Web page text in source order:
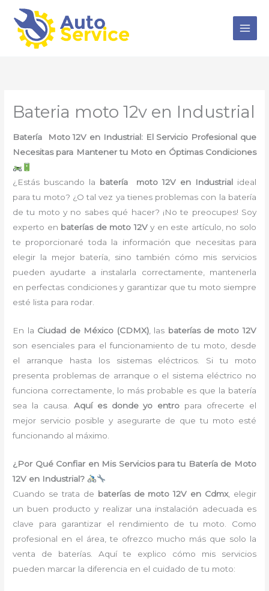
contenido
Bateria moto 12v en Industrial
Batería Moto 12V en Industrial: El Servicio Profesional que
Necesitas para Mantener tu Moto en Óptimas Condiciones
¿Estás buscando la batería moto 12V en Industrialideal
para tu moto? ¿O tal vez ya tienes problemas con la batería
de tu moto y no sabes qué hacer? ¡No te preocupes! Soy
experto en baterías de moto 12Vy en este artículo, no solo
te proporcionaré toda la información que necesitas para
elegir la mejor batería, sino también cómo mis servicios
pueden ayudarte a instalarla correctamente, mantenerla
en perfectas condiciones y garantizar que tu moto siempre
esté lista para rodar.
En la Ciudad de México (CDMX), las baterías de moto 12V
son esenciales para el funcionamiento de tu moto, desde
el arranque hasta los sistemas eléctricos. Si tu moto
presenta problemas de arranque o el sistema eléctrico no
funciona correctamente, lo más probable es que la batería
sea la causa. Aquí es donde yo entro para ofrecerte el
mejor servicio posible y asegurarte de que tu moto esté
funcionando al máximo.
¿Por Qué Confiar en Mis Servicios para tu Batería de Moto
12V en Industrial?
Cuando se trata de baterías de moto 12V en Cdmx, elegir
un buen producto y realizar una instalación adecuada es
clave para garantizar el rendimiento de tu moto. Como
profesional en el área, te ofrezco mucho más que solo la
venta de baterías. Aquí te explico cómo mis servicios
pueden marcar la diferencia en el cuidado de tu moto: